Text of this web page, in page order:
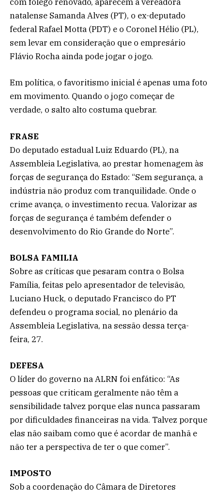
natalense Samanda Alves (PT), o ex-deputado
federal Rafael Motta (PDT) e o Coronel Hélio (PL),
sem levar em consideração que o empresário
Flávio Rocha ainda pode jogar o jogo.
Em política, o favoritismo inicial é apenas uma foto
em movimento. Quando o jogo começar de
verdade, o salto alto costuma quebrar.
FRASE
Do deputado estadual Luiz Eduardo (PL), na
Assembleia Legislativa, ao prestar homenagem às
forças de segurança do Estado: “Sem segurança, a
indústria não produz com tranquilidade. Onde o
crime avança, o investimento recua. Valorizar as
forças de segurança é também defender o
desenvolvimento do Rio Grande do Norte”.
BOLSA FAMILIA
Sobre as críticas que pesaram contra o Bolsa
Família, feitas pelo apresentador de televisão,
Luciano Huck, o deputado Francisco do PT
defendeu o programa social, no plenário da
Assembleia Legislativa, na sessão dessa terça-
feira, 27.
DEFESA
O líder do governo na ALRN foi enfático: “As
pessoas que criticam geralmente não têm a
sensibilidade talvez porque elas nunca passaram
por dificuldades financeiras na vida. Talvez porque
elas não saibam como que é acordar de manhã e
não ter a perspectiva de ter o que comer”.
IMPOSTO
Sob a coordenação do Câmara de Diretores